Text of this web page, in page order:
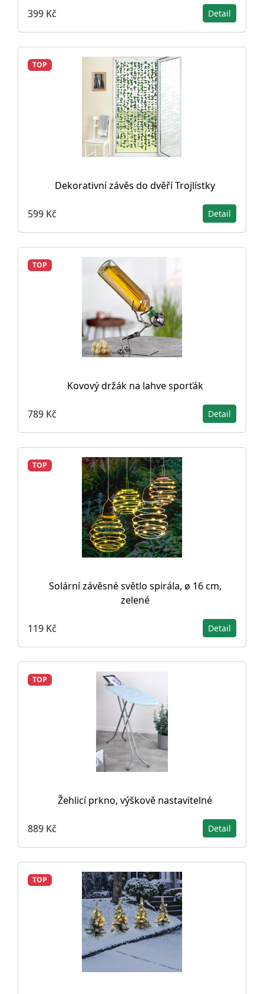
399 Kč Detail
TOP
Dekorativní závěs do dvěří Trojlístky
599 Kč Detail
TOP
Kovový držák na lahve sporťák
789 Kč Detail
TOP
Solární závěsné světlo spirála, ø 16 cm,
zelené
119 Kč Detail
TOP
Žehlicí prkno, výškově nastavitelné
889 Kč Detail
TOP